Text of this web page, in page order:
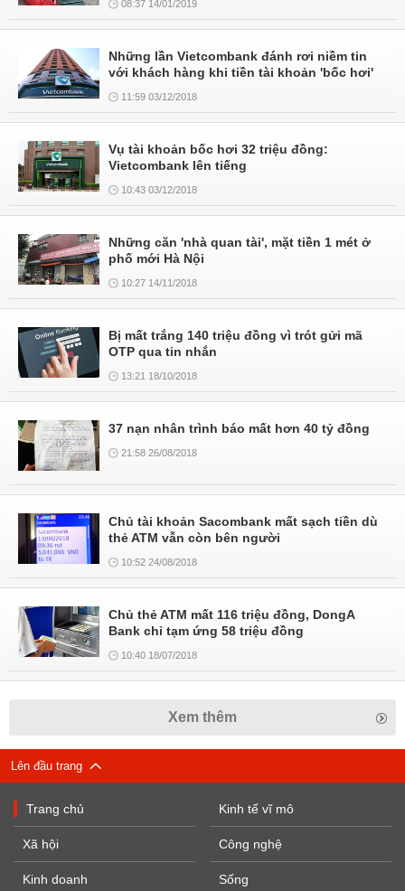
08:37 14/01/2019
Những lần Vietcombank đánh rơi niềm tin
với khách hàng khi tiền tài khoản 'bốc hơi'
11:59 03/12/2018
Vụ tài khoản bốc hơi 32 triệu đồng:
Vietcombank lên tiếng
10:43 03/12/2018
Những căn 'nhà quan tài', mặt tiền 1 mét ở
phố mới Hà Nội
10:27 14/11/2018
Bị mất trắng 140 triệu đồng vì trót gửi mã
OTP qua tin nhắn
13:21 18/10/2018
37 nạn nhân trình báo mất hơn 40 tỷ đồng
21:58 26/08/2018
Chủ tài khoản Sacombank mất sạch tiền dù
thẻ ATM vẫn còn bên người
10:52 24/08/2018
Chủ thẻ ATM mất 116 triệu đồng, DongA
Bank chỉ tạm ứng 58 triệu đồng
10:40 18/07/2018
Xem thêm
Lên đầu trang
Trang chủ
Xã hội
Kinh doanh
Kinh tế vĩ mô
Công nghệ
Sống